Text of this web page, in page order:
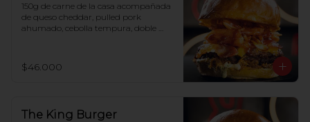
150g de carne de la casa acompañada
de queso cheddar, pulled pork
ahumado, cebolla tempura, doble
$46.000
The King Burger